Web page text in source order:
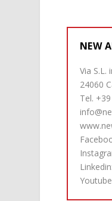
NEW
Via S.L.
24060
Tel.
Linkedin: